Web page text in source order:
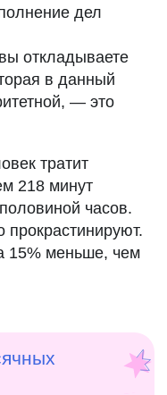
дел
откладываете
в данный
— это
тратит
218 минут
часов.
15% меньше, чем